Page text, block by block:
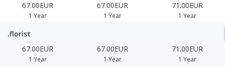
67.00EUR
1 Year
67.00EUR
1 Year
71.00EUR
1 Year
.florist
67.00EUR
1 Year
67.00EUR
1 Year
71.00EUR
1 Year